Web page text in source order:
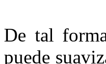
De tal
puede